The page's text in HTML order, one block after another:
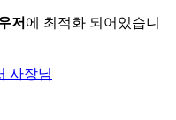
저 에 최적화 되어있습니
사장님